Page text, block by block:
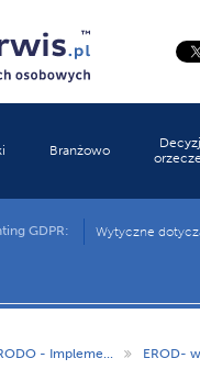
Branżowo
GDPR: Wytyczne
- Impleme... EROD-